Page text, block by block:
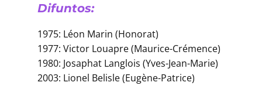
Difuntos:
1975: Léon Marin (Honorat)
1977: Victor Louapre (Maurice-Crémence)
1980: Josaphat Langlois (Yves-Jean-Marie)
2003: Lionel Belisle (Eugène-Patrice)